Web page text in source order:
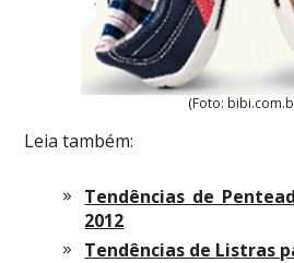
(Foto:
Leia também:
Tendências de
2012
Tendências de Listras